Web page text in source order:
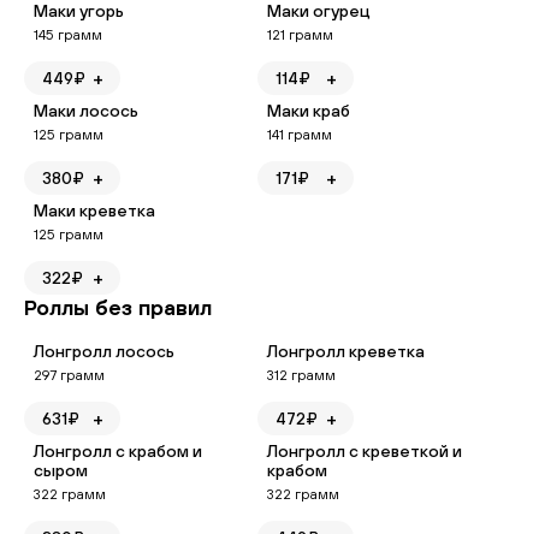
Маки угорь
145 грамм
449₽ +
Маки огурец
121 грамм
114₽ +
Маки лосось
125 грамм
380₽ +
Маки краб
141 грамм
171₽ +
Маки креветка
125 грамм
322₽ +
Роллы без правил
Лонгролл лосось
297 грамм
631₽ +
Лонгролл креветка
312 грамм
472₽ +
Лонгролл с крабом и
сыром
322 грамм
Лонгролл с креветкой и
крабом
322 грамм